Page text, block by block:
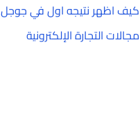
كيف اظهر نتيجه اول في جوجل
مجالات التجارة الإلكترونية